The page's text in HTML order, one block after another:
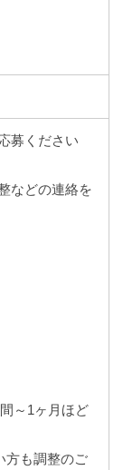
募ください
などの連絡を
～1ヶ月ほど
方も調整のご